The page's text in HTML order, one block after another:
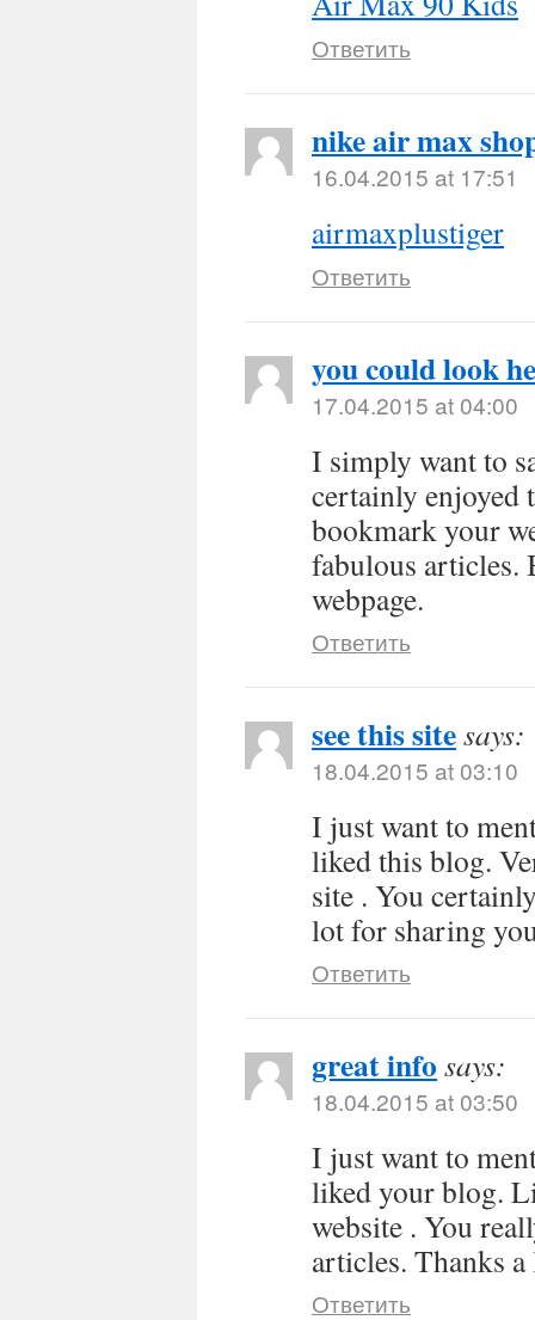
Ответить
nike air max
16.04.2015 at 17:51
airmaxplustiger
Ответить
you could look
17.04.2015 at 04:00
I simply want to
certainly enjoyed
bookmark your
fabulous articles.
webpage.
Ответить
see this sitesays:
18.04.2015 at 03:10
I just want to
liked this blog.
site . You
lot for sharing
Ответить
great info says:
18.04.2015 at 03:50
I just want to
liked your blog.
website . You
articles. Thanks
Ответить